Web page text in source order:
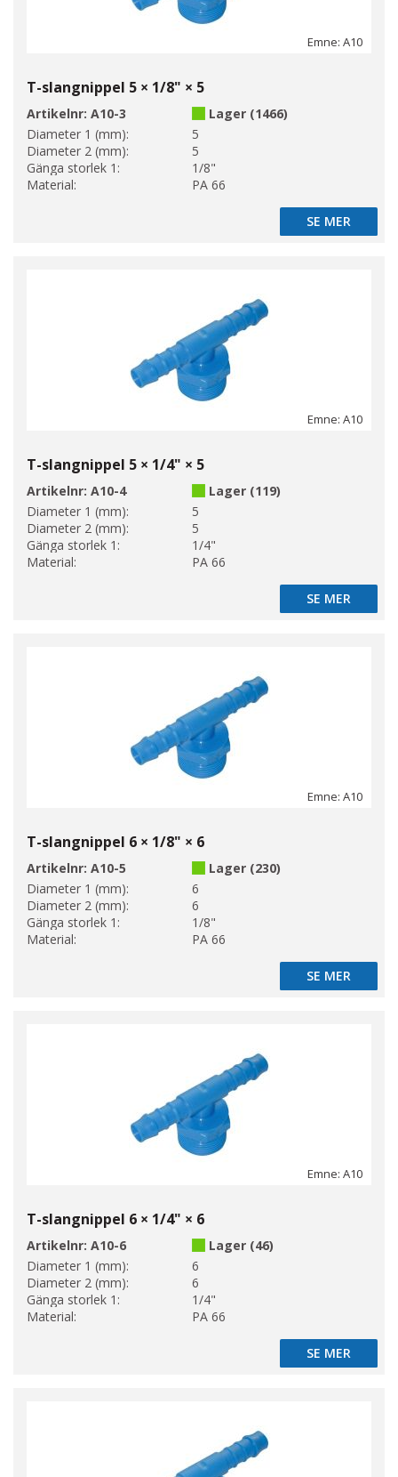
Emne: A10
T-slangnippel 5 × 1/8" × 5
Artikelnr: A10-3
Lager (1466)
Diameter 1 (mm):
5
Diameter 2 (mm):
5
Gänga storlek 1:
1/8"
Material:
PA 66
SE MER
SE MER
Emne: A10
T-slangnippel 5 × 1/4" × 5
Artikelnr: A10-4
Lager (119)
Diameter 1 (mm):
5
Diameter 2 (mm):
5
Gänga storlek 1:
1/4"
Material:
PA 66
SE MER
SE MER
Emne: A10
T-slangnippel 6 × 1/8" × 6
Artikelnr: A10-5
Lager (230)
Diameter 1 (mm):
6
Diameter 2 (mm):
6
Gänga storlek 1:
1/8"
Material:
PA 66
SE MER
SE MER
Emne: A10
T-slangnippel 6 × 1/4" × 6
Artikelnr: A10-6
Lager (46)
Diameter 1 (mm):
6
Diameter 2 (mm):
6
Gänga storlek 1:
1/4"
Material:
PA 66
SE MER
SE MER